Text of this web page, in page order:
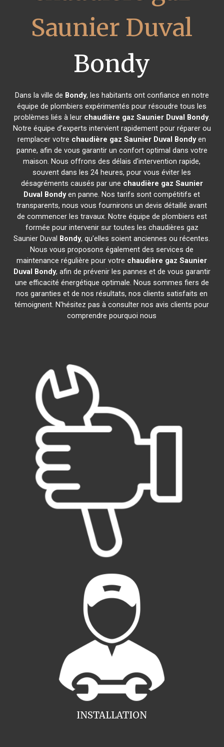
Saunier Duval
Bondy
Dans la ville de Bondy, les habitants ont confiance en notre
équipe de plombiers expérimentés pour résoudre tous les
problèmes liés à leur chaudière gaz Saunier Duval Bondy.
Notre équipe d'experts intervient rapidement pour réparer ou
remplacer votre chaudière gaz Saunier Duval Bondyen
panne, afin de vous garantir un confort optimal dans votre
maison. Nous offrons des délais d'intervention rapide,
souvent dans les 24 heures, pour vous éviter les
désagréments causés par une chaudière gaz Saunier
Duval Bondyen panne. Nos tarifs sont compétitifs et
transparents, nous vous fournirons un devis détaillé avant
de commencer les travaux. Notre équipe de plombiers est
formée pour intervenir sur toutes les chaudières gaz
Saunier Duval Bondy, qu'elles soient anciennes ou récentes.
Nous vous proposons également des services de
maintenance régulière pour votre chaudière gaz Saunier
Duval Bondy, afin de prévenir les pannes et de vous garantir
une efficacité énergétique optimale. Nous sommes fiers de
nos garanties et de nos résultats, nos clients satisfaits en
témoignent. N'hésitez pas à consulter nos avis clients pour
comprendre pourquoi nous
INSTALLATION